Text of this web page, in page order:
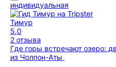
индивидуальная
Тимур
5,0
2 отзыва
Где горы встречают озеро:
из Чолпон-Аты